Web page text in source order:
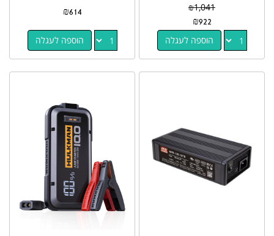
₪1,041
₪922
הוספה לעגלה
₪614
הוספה לעגלה